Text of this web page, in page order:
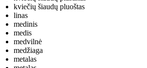
kviečių šiaudų pluoštas
linas
medinis
medis
medvilnė
medžiaga
metalas